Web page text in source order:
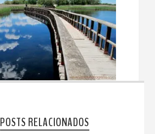
POSTS RELACIONADOS